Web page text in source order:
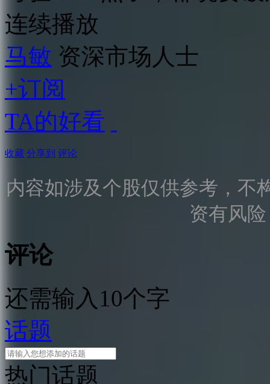
连续播放
马敏 资深市场人士
+订阅
TA的好看
收藏 分享到 评论
内容如涉及个股仅供参考，不
资有风
评论
还需输入10个字
话题
热门话题